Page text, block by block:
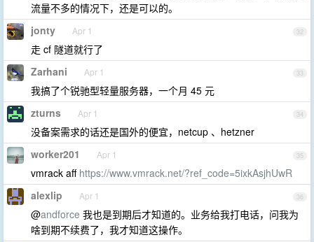
流量不多的情况下，还是可以的。
32
jonty Apr 1
走 cf 隧道就行了
33
Zarhani Apr 1
我搞了个锐驰型轻量服务器，一个月 45 元
34
zturns Apr 1
没备案需求的话还是国外的便宜，netcup 、hetzner
35
worker201 Apr 1
vmrack aff https://www.vmrack.net/?ref_code=5ixkAsjhUwR
36
alexlip Apr 1
@andforce 我也是到期后才知道的。业务给我打电话，问我为
啥到期不续费了，我才知道这操作。